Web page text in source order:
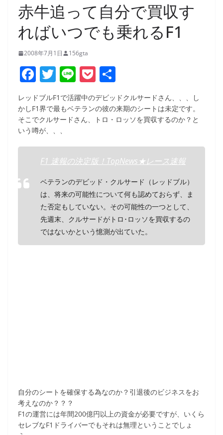
赤牛追って自分で買収す
ればいつでも乗れるF1
2008年7月1日 156gta
F
a
c
e
b
o
o
k
T
w
itt
er
Li
n
e
P
o
ck
et
有
レッドブルF1で活躍中のデビッドクルサードさん、、、し
かしF1界で最もベテランの彼の来期のシートは未定です。
そこでクルサードさん、トロ・ロッソを買収するのか？と
いう噂が、、、
F1 速報の決定版！TopNews★レース速報
ベテランのデビッド・クルサード（レッドブル）
は、将来の可能性について何も認めておらず、ま
た否定もしていない。その可能性の一つとして、
先週末、クルサードがトロ･ロッソを買収するの
ではないかという憶測が出ていた。
自分のシートを確保する為なのか？引退後のビジネスをお
考えなのか？？？
F1の運営には年間200億円以上の資金が必要ですが、いくら
セレブなF1ドライバーでもそれは無理ということでしょ